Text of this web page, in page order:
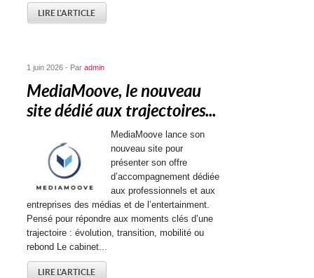
LIRE L'ARTICLE
1 juin 2026 - Paradmin
MediaMoove, le nouveau
site dédié aux trajectoires...
MediaMoove lance son
nouveau site pour
présenter son offre
d’accompagnement dédiée
aux professionnels et aux
entreprises des médias et de l’entertainment.
Pensé pour répondre aux moments clés d’une
trajectoire : évolution, transition, mobilité ou
rebond Le cabinet...
LIRE L'ARTICLE